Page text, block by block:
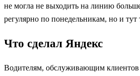
не могла не выходить на линию
регулярно по понедельникам, но и тут
Что сделал Яндекс
Водителям, обслуживающим клиентов